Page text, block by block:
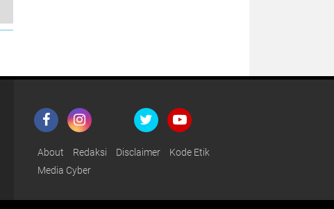
About Redaksi Disclaimer
Kode Etik
Media Cyber